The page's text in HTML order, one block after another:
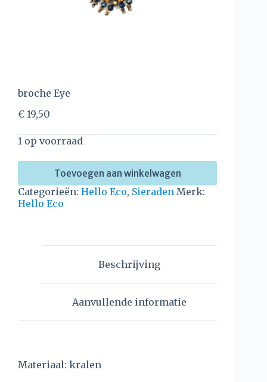
broche Eye
€ 19,50
1 op voorraad
Toevoegen aan winkelwagen
Categorieën: Hello Eco, Sieraden Merk:
Hello Eco
Beschrijving
Aanvullende informatie
Materiaal: kralen